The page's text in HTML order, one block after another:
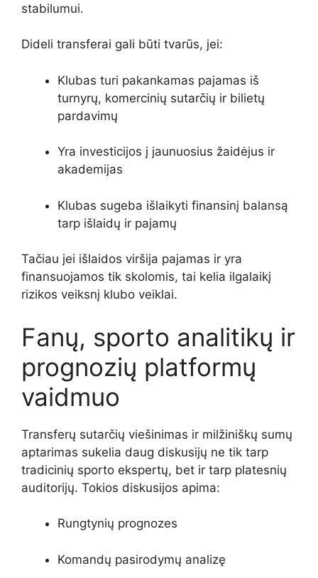
stabilumui.
Dideli transferai gali būti tvarūs, jei:
Klubas turi pakankamas pajamas iš
turnyrų, komercinių sutarčių ir bilietų
pardavimų
Yra investicijos į jaunuosius žaidėjus ir
akademijas
Klubas sugeba išlaikyti finansinį balansą
tarp išlaidų ir pajamų
Tačiau jei išlaidos viršija pajamas ir yra
finansuojamos tik skolomis, tai kelia ilgalaikį
rizikos veiksnį klubo veiklai.
Fanų, sporto analitikų ir
prognozių platformų
vaidmuo
Transferų sutarčių viešinimas ir milžiniškų sumų
aptarimas sukelia daug diskusijų ne tik tarp
tradicinių sporto ekspertų, bet ir tarp platesnių
auditorijų. Tokios diskusijos apima:
Rungtynių prognozes
Komandų pasirodymų analizę